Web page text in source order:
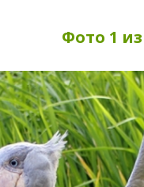
Фото 1 из